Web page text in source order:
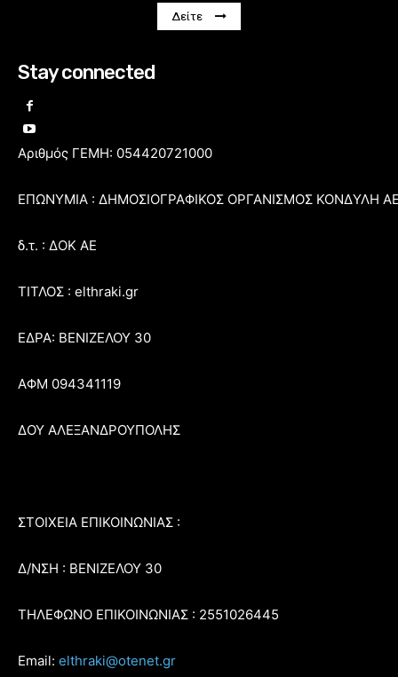
Δείτε
Stay connected
Αριθμός ΓΕΜΗ: 054420721000
ΕΠΩΝΥΜΙΑ : ΔΗΜΟΣΙΟΓΡΑΦΙΚΟΣ ΟΡΓΑΝΙΣΜΟΣ ΚΟΝΔΥΛΗ
δ.τ. : ΔΟΚ ΑΕ
ΤΙΤΛΟΣ : elthraki.gr
ΕΔΡΑ: ΒΕΝΙΖΕΛΟΥ 30
ΑΦΜ 094341119
ΔΟΥ ΑΛΕΞΑΝΔΡΟΥΠΟΛΗΣ
ΣΤΟΙΧΕΙΑ ΕΠΙΚΟΙΝΩΝΙΑΣ :
Δ/ΝΣΗ : ΒΕΝΙΖΕΛΟΥ 30
ΤΗΛΕΦΩΝΟ ΕΠΙΚΟΙΝΩΝΙΑΣ : 2551026445
Email: elthraki@otenet.gr